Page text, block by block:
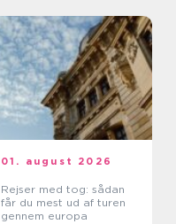
01. august 2026
Rejser med tog: sådan
får du mest ud af turen
gennem europa